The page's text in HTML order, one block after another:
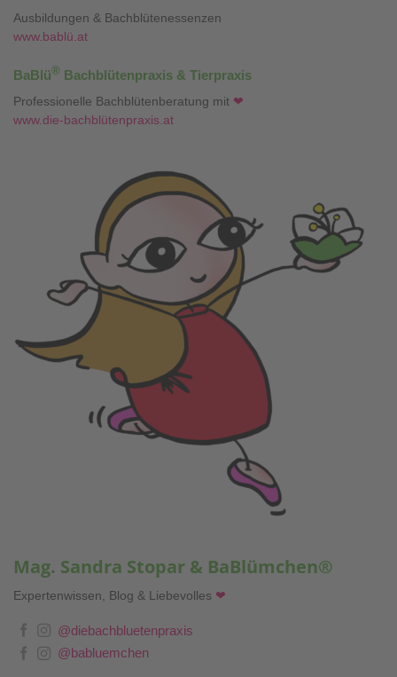
Ausbildungen & Bachblütenessenzen
www.bablü.at
BaBlü® Bachblütenpraxis & Tierpraxis
Professionelle Bachblütenberatung mit ❤
www.die-bachblütenpraxis.at
Mag. Sandra Stopar & BaBlümchen®
Expertenwissen, Blog & Liebevolles ❤
@diebachbluetenpraxis
@babluemchen